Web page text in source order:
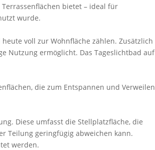
bietet – ideal für
wurde.
voll zur Wohnfläche zählen. Zusätzlich
Nutzung ermöglicht. Das Tageslichtbad auf
die zum Entspannen und Verweilen
Diese umfasst die Stellplatzfläche, die
Teilung geringfügig abweichen kann.
werden.